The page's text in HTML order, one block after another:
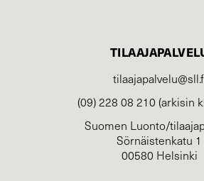
(09) 228 08 210 (arkisin
Suomen Luonto/
Sörnäistenkatu 1
00580 Helsinki